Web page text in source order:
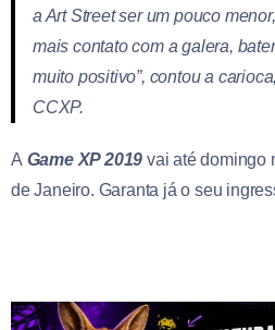
a Art Street ser um pouco
mais contato com a galera,
muito positivo”, contou a
CCXP.
A Game XP 2019 vai até domingo
de Janeiro. Garanta já o seu